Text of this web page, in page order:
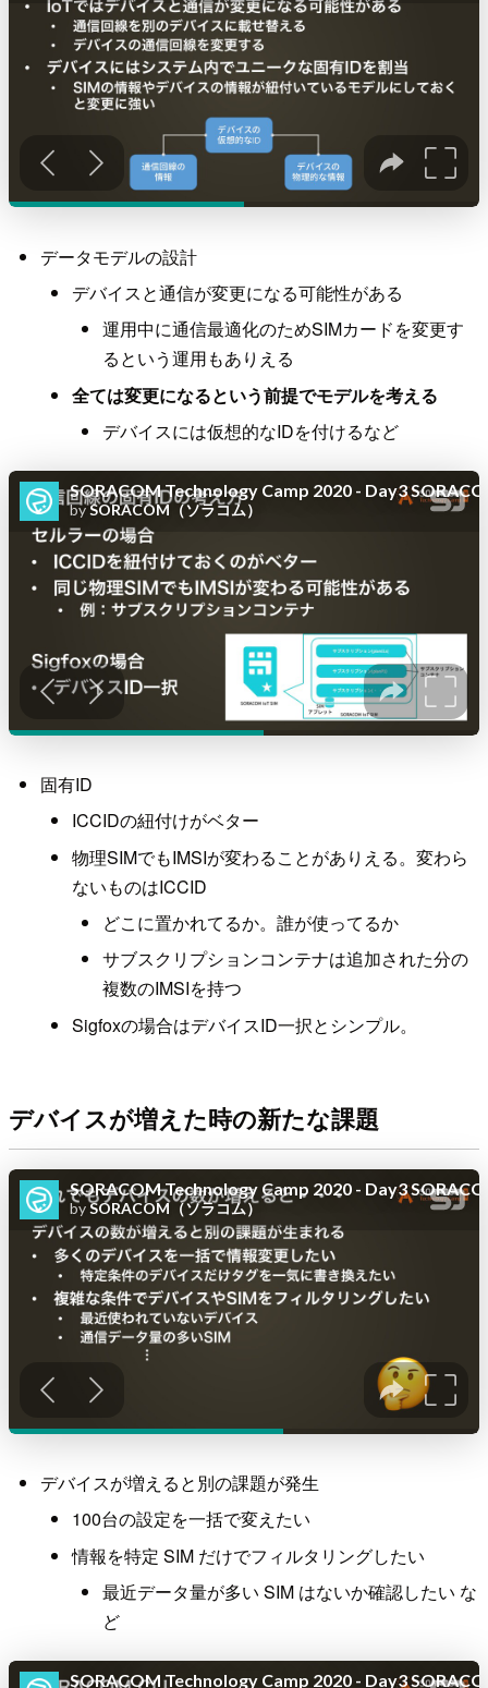
データモデルの設計
デバイスと通信が変更になる可能性がある
運用中に通信最適化のためSIMカードを変更す
るという運用もありえる
全ては変更になるという前提でモデルを考える
デバイスには仮想的なIDを付けるなど
固有ID
ICCIDの紐付けがベター
物理SIMでもIMSIが変わることがありえる。変わら
ないものはICCID
どこに置かれてるか。誰が使ってるか
サブスクリプションコンテナは追加された分の
複数のIMSIを持つ
Sigfoxの場合はデバイスID一択とシンプル。
デバイスが増えた時の新たな課題
デバイスが増えると別の課題が発生
100台の設定を一括で変えたい
情報を特定 SIM だけでフィルタリングしたい
最近データ量が多い SIM はないか確認したい な
ど